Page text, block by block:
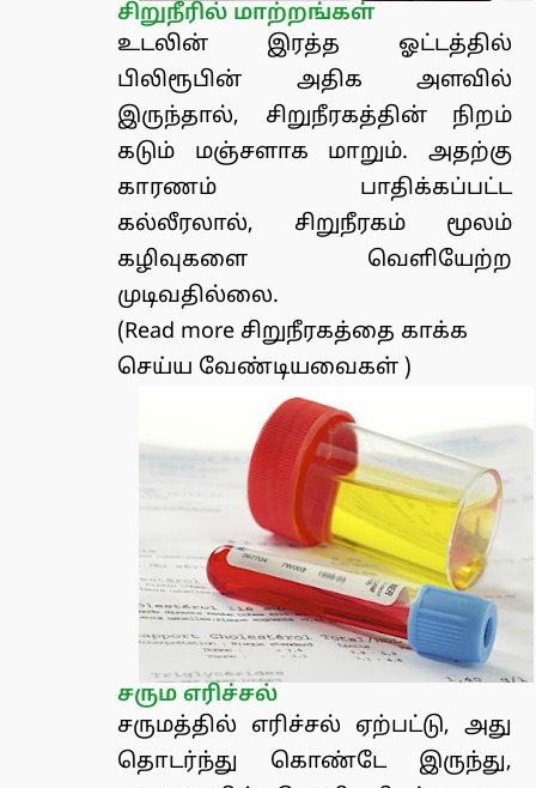
சிறுநீரில் மாற்றங்கள்
உடலின் இரத்த ஓட்டத்தில்
பிலிரூபின் அதிக அளவில்
இருந்தால், சிறுநீரகத்தின் நிறம்
கடும் மஞ்சளாக மாறும். அதற்கு
காரணம் பாதிக்கப்பட்ட
கல்லீரலால், சிறுநீரகம் மூலம்
கழிவுகளை வெளியேற்ற
முடிவதில்லை.
(Read more சிறுநீரகத்தை காக்க
செய்ய வேண்டியவைகள் )
சரும எரிச்சல்
சருமத்தில் எரிச்சல் ஏற்பட்டு, அது
தொடர்ந்து கொண்டே இருந்து,